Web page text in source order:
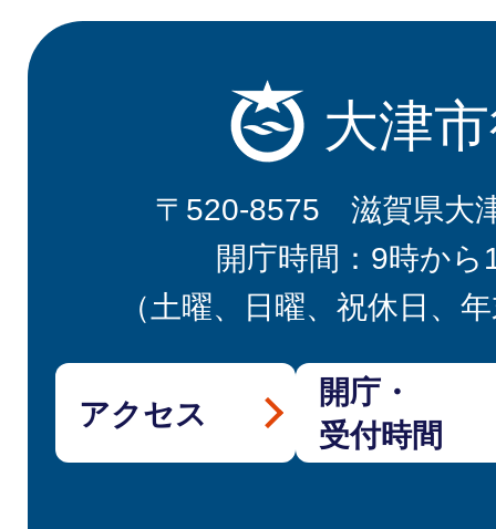
大津
〒520-8575 滋賀県大
開庁時間：9時から
（土曜、日曜、祝休日、
アクセス
開庁・
受付時間